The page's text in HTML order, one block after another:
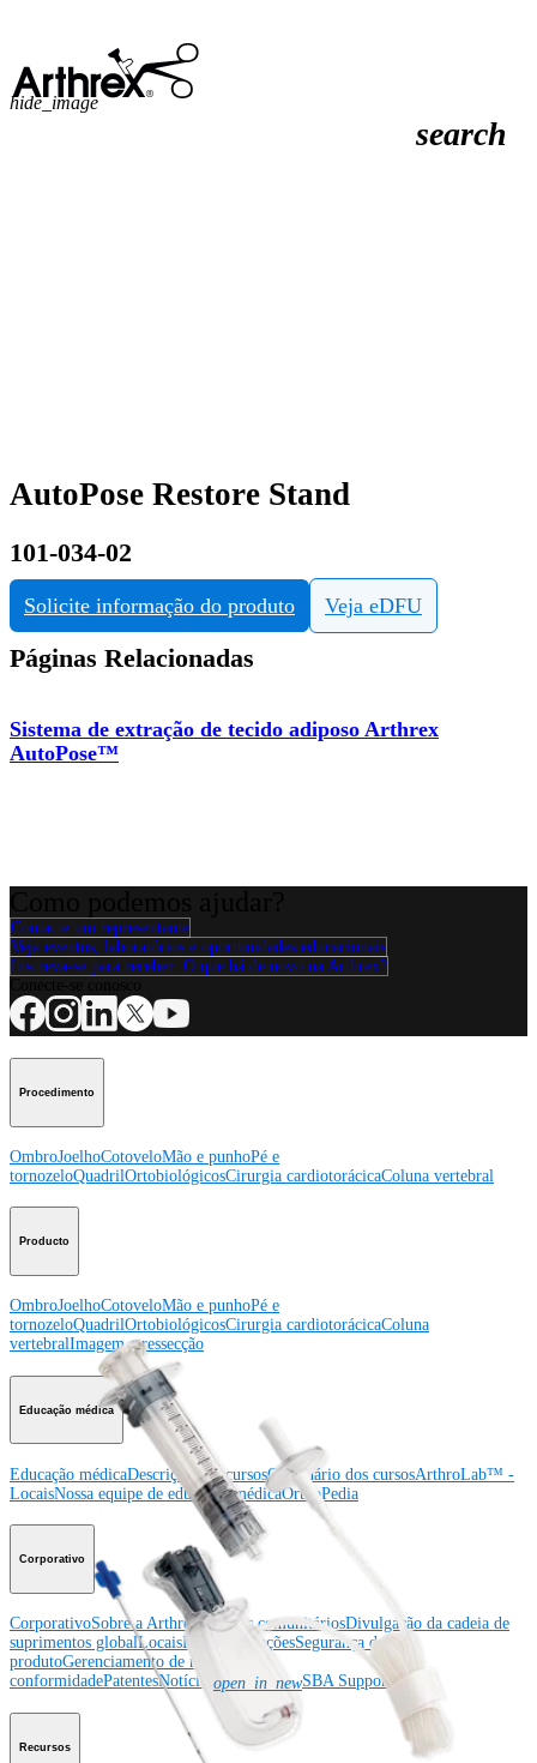
search
hide_image
AutoPose Restore Stand
101-034-02
Solicite informação do produto Veja eDFU
Páginas Relacionadas
Sistema de extração de tecido adiposo Arthrex
AutoPose™
Contacte um representante
Veja eventos, laboratórios e oportunidades educacionais
Inscreva-se para receber: O que há de novo na Arthrex?
Procedimento
OmbroJoelhoCotoveloMão e punhoPé e
tornozeloQuadrilOrtobiológicosCirurgia cardiotorácicaColuna vertebral
Producto
OmbroJoelhoCotoveloMão e punhoPé e
tornozeloQuadrilOrtobiológicosCirurgia cardiotorácicaColuna
vertebralImagem e ressecção
Educação médica
Educação médicaDescrição dos cursosCalendário dos cursosArthroLab™ -
LocaisNossa equipe de educação médicaOrthoPedia
Corporativo
CorporativoSobre a ArthrexEventos comunitáriosDivulgação da cadeia de
suprimentos globalLocaisBolsas e doaçõesSegurança do
produtoGerenciamento de risco e
conformidadePatentesNotícias open_in_newSBA Support
Recursos